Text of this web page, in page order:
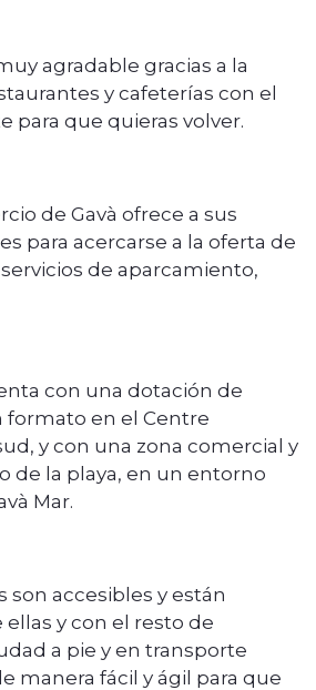
agradable gracias a la
y cafeterías con el
para que quieras volver.
de Gavà ofrece a sus
para acercarse a la oferta de
de aparcamiento,
con una dotación de
formato en el Centre
y con una zona comercial y
de la playa, en un entorno
Mar.
son accesibles y están
y con el resto de
a pie y en transporte
manera fácil y ágil para que